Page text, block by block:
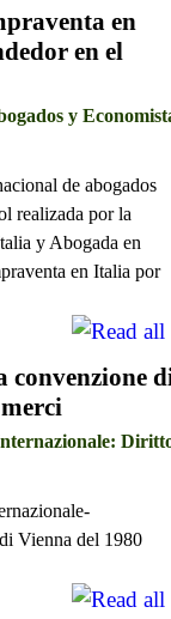
en
en el
y
de abogados
realizada por la
y Abogada en
en Italia por
Vienna del 1980